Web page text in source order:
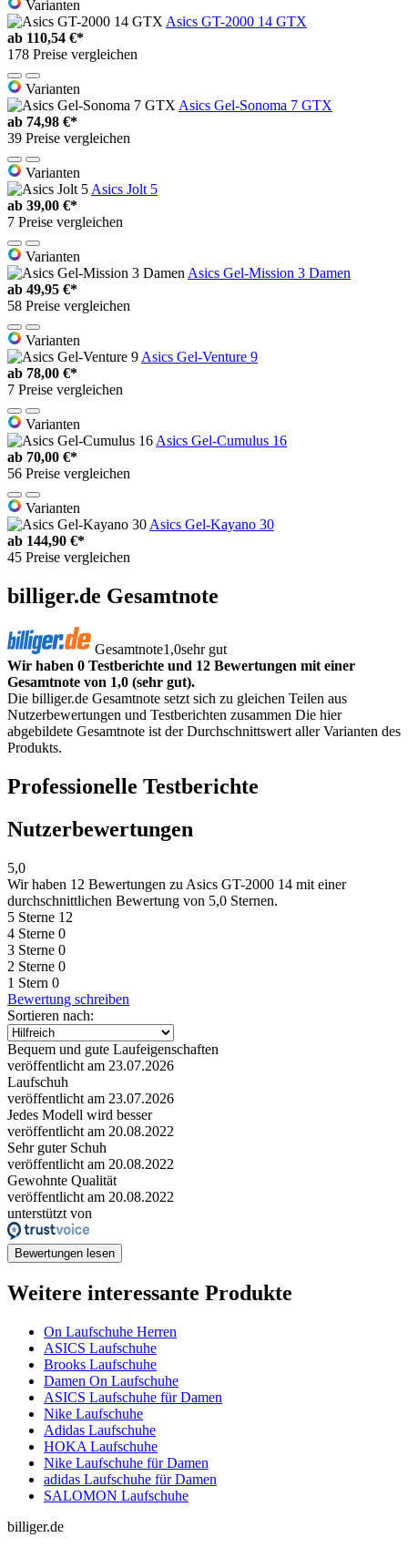
Varianten
Asics GT-2000 14 GTX
ab 110,54 €*
178 Preise vergleichen
Varianten
Asics Gel-Sonoma 7 GTX
ab 74,98 €*
39 Preise vergleichen
Varianten
Asics Jolt 5
ab 39,00 €*
7 Preise vergleichen
Varianten
Asics Gel-Mission 3 Damen
ab 49,95 €*
58 Preise vergleichen
Varianten
Asics Gel-Venture 9
ab 78,00 €*
7 Preise vergleichen
Varianten
Asics Gel-Cumulus 16
ab 70,00 €*
56 Preise vergleichen
Varianten
Asics Gel-Kayano 30
ab 144,90 €*
45 Preise vergleichen
billiger.de Gesamtnote
Gesamtnote1,0sehr gut
Wir haben 0 Testberichte und 12 Bewertungen mit einer
Gesamtnote von 1,0 (sehr gut).
Die billiger.de Gesamtnote setzt sich zu gleichen Teilen aus
Nutzerbewertungen und Testberichten zusammen Die hier
abgebildete Gesamtnote ist der Durchschnittswert aller Varianten des
Produkts.
Professionelle Testberichte
Nutzerbewertungen
5,0
Wir haben 12 Bewertungen zu Asics GT-2000 14 mit einer
durchschnittlichen Bewertung von 5,0 Sternen.
5 Sterne 12
4 Sterne 0
3 Sterne 0
2 Sterne 0
1 Stern 0
Bewertung schreiben
Sortieren nach:
Bequem und gute Laufeigenschaften
veröffentlicht am 23.07.2026
Laufschuh
veröffentlicht am 23.07.2026
Jedes Modell wird besser
veröffentlicht am 20.08.2022
Sehr guter Schuh
veröffentlicht am 20.08.2022
Gewohnte Qualität
veröffentlicht am 20.08.2022
unterstützt von
Bewertungen lesen
Weitere interessante Produkte
On Laufschuhe Herren
ASICS Laufschuhe
Brooks Laufschuhe
Damen On Laufschuhe
ASICS Laufschuhe für Damen
Nike Laufschuhe
Adidas Laufschuhe
HOKA Laufschuhe
Nike Laufschuhe für Damen
adidas Laufschuhe für Damen
SALOMON Laufschuhe
billiger.de